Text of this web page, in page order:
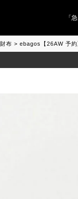
「急に
財布 ebagos【26AW 予